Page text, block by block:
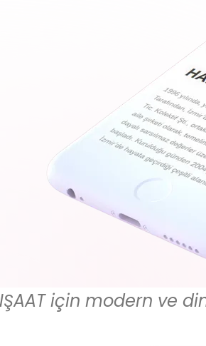
için modern ve